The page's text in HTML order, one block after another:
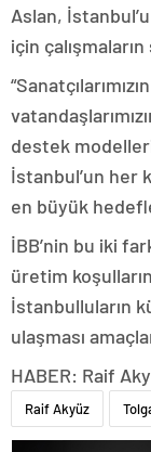
Aslan,
için
destek
İstanbul’un her
en büyük
İBB’nin bu iki
üretim
İstanbulluların
ulaşması
HABER: Raif
Raif Akyüz